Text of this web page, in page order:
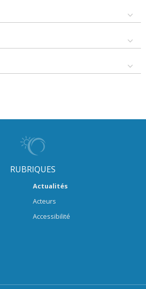
RUBRIQUES
Actualités
Acteurs
Accessibilité